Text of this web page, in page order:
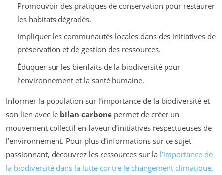
Promouvoir des pratiques de conservation pour restaurer
les habitats dégradés.
Impliquer les communautés locales dans des initiatives de
préservation et de gestion des ressources.
Éduquer sur les bienfaits de la biodiversité pour
l’environnement et la santé humaine.
Informer la population sur l’importance de la biodiversité et
son lien avec le bilan carbone permet de créer un
mouvement collectif en faveur d’initiatives respectueuses de
l’environnement. Pour plus d’informations sur ce sujet
passionnant, découvrez les ressources sur la l’importance de
la biodiversité dans la lutte contre le changement climatique,